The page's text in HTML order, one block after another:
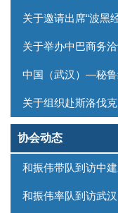
协会动态